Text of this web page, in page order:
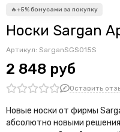
Носки Sargan
Артикул: SarganSGS015S
2 848 руб
Оставить
Новые носки от фирмы
абсолютно новыми